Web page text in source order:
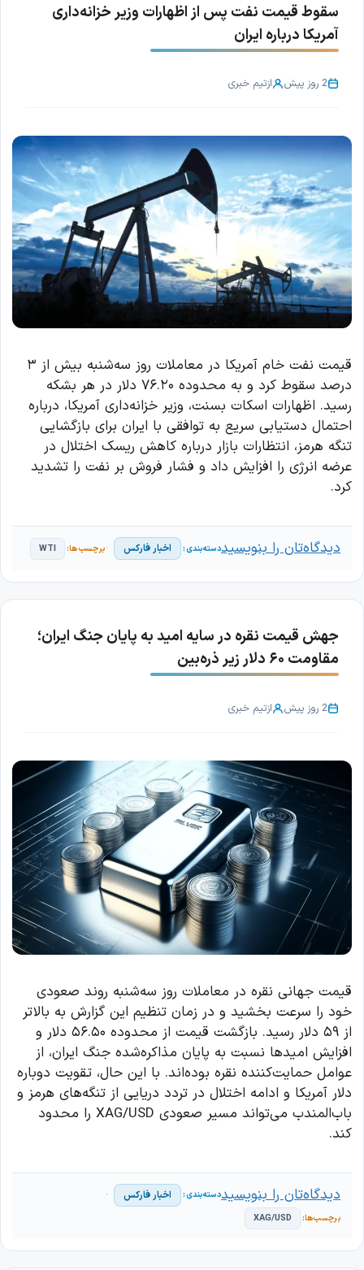
سقوط قیمت نفت پس از اظهارات وزیر خزانه‌داری
آمریکا درباره ایران
2 روز پیش ازتیم خبری
قیمت نفت خام آمریکا در معاملات روز سه‌شنبه بیش از ۳
درصد سقوط کرد و به محدوده ۷۶.۲۰ دلار در هر بشکه
رسید. اظهارات اسکات بسنت، وزیر خزانه‌داری آمریکا، درباره
احتمال دستیابی سریع به توافقی با ایران برای بازگشایی
تنگه هرمز، انتظارات بازار درباره کاهش ریسک اختلال در
عرضه انرژی را افزایش داد و فشار فروش بر نفت را تشدید
کرد.
اخبار فارکس WTI دیدگاه‌تان را بنویسید
جهش قیمت نقره در سایه امید به پایان جنگ ایران؛
مقاومت ۶۰ دلار زیر ذره‌بین
2 روز پیش ازتیم خبری
قیمت جهانی نقره در معاملات روز سه‌شنبه روند صعودی
خود را سرعت بخشید و در زمان تنظیم این گزارش به بالاتر
از ۵۹ دلار رسید. بازگشت قیمت از محدوده ۵۶.۵۰ دلار و
افزایش امیدها نسبت به پایان مذاکره‌شده جنگ ایران، از
عوامل حمایت‌کننده نقره بوده‌اند. با این حال، تقویت دوباره
دلار آمریکا و ادامه اختلال در تردد دریایی از تنگه‌های هرمز و
باب‌المندب می‌تواند مسیر صعودی XAG/USD را محدود
کند.
اخبار فارکس
XAG/USD
دیدگاه‌تان را بنویسید